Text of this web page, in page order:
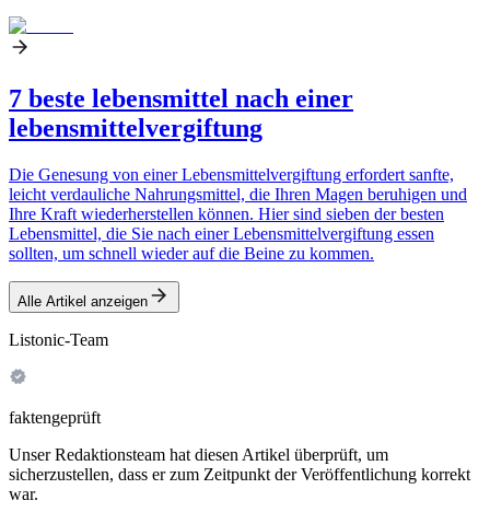
7 beste lebensmittel nach einer
lebensmittelvergiftung
Die Genesung von einer Lebensmittelvergiftung erfordert sanfte,
leicht verdauliche Nahrungsmittel, die Ihren Magen beruhigen und
Ihre Kraft wiederherstellen können. Hier sind sieben der besten
Lebensmittel, die Sie nach einer Lebensmittelvergiftung essen
sollten, um schnell wieder auf die Beine zu kommen.
Alle Artikel anzeigen
Listonic-Team
faktengeprüft
Unser Redaktionsteam hat diesen Artikel überprüft, um
sicherzustellen, dass er zum Zeitpunkt der Veröffentlichung korrekt
war.